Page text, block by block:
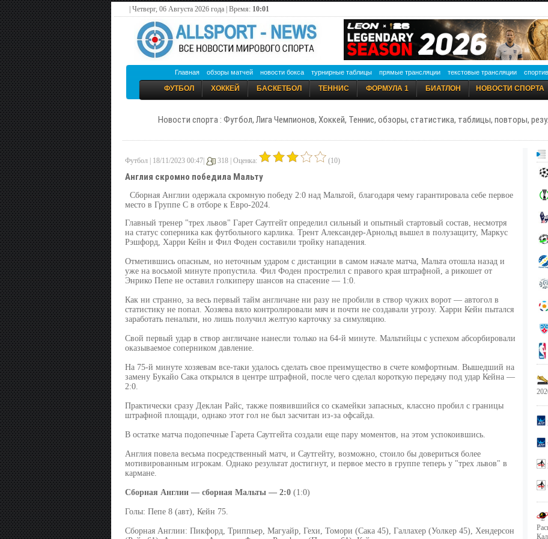
| Четверг, 06 Августа 2026 года | Время: 10:01
Главная обзоры матчей новости бокса турнирные таблицы прямые трансляции текстовые трансляции
ФУТБОЛ ХОККЕЙ БАСКЕТБОЛ ТЕННИС ФОРМУЛА 1 БИАТЛОН НОВОСТИ СПОРТА
Новости спорта : Футбол, Лига Чемпионов, Хоккей, Теннис, обзоры, статистика, таблицы, повторы,
Футбол | 18/11/2023 00:47| 318 | Оценка: (10)
Англия скромно победила Мальту
Сборная Англии одержала скромную победу 2:0 над Мальтой, благодаря чему гарантировала себе первое
место в Группе C в отборе к Евро-2024.
Главный тренер "трех львов" Гарет Саутгейт определил сильный и опытный стартовый состав, несмотря
на статус соперника как футбольного карлика. Трент Александер-Арнольд вышел в полузащиту, Маркус
Рэшфорд, Харри Кейн и Фил Фоден составили тройку нападения.
Отметившись опасным, но неточным ударом с дистанции в самом начале матча, Мальта отошла назад и
уже на восьмой минуте пропустила. Фил Фоден прострелил с правого края штрафной, а рикошет от
Энрико Пепе не оставил голкиперу шансов на спасение — 1:0.
Как ни странно, за весь первый тайм англичане ни разу не пробили в створ чужих ворот — автогол в
статистику не попал. Хозяева вяло контролировали мяч и почти не создавали угрозу. Харри Кейн пытался
заработать пенальти, но лишь получил желтую карточку за симуляцию.
Свой первый удар в створ англичане нанесли только на 64-й минуте. Мальтийцы с успехом абсорбировали
оказываемое соперником давление.
На 75-й минуте хозяевам все-таки удалось сделать свое преимущество в счете комфортным. Вышедший на
замену Букайо Сака открылся в центре штрафной, после чего сделал короткую передачу под удар Кейна —
2:0.
Практически сразу Деклан Райс, также появившийся со скамейки запасных, классно пробил с границы
штрафной площади, однако этот гол не был засчитан из-за офсайда.
В остатке матча подопечные Гарета Саутгейта создали еще пару моментов, на этом успокоившись.
Англия повела весьма посредственный матч, и Саутгейту, возможно, стоило бы довериться более
мотивированным игрокам. Однако результат достигнут, и первое место в группе теперь у "трех львов" в
кармане.
Сборная Англии — сборная Мальты — 2:0(1:0)
Голы: Пепе 8 (авт), Кейн 75.
Сборная Англии: Пикфорд, Триппьер, Магуайр, Гехи, Томори (Сака 45), Галлахер (Уолкер 45), Хендерсон